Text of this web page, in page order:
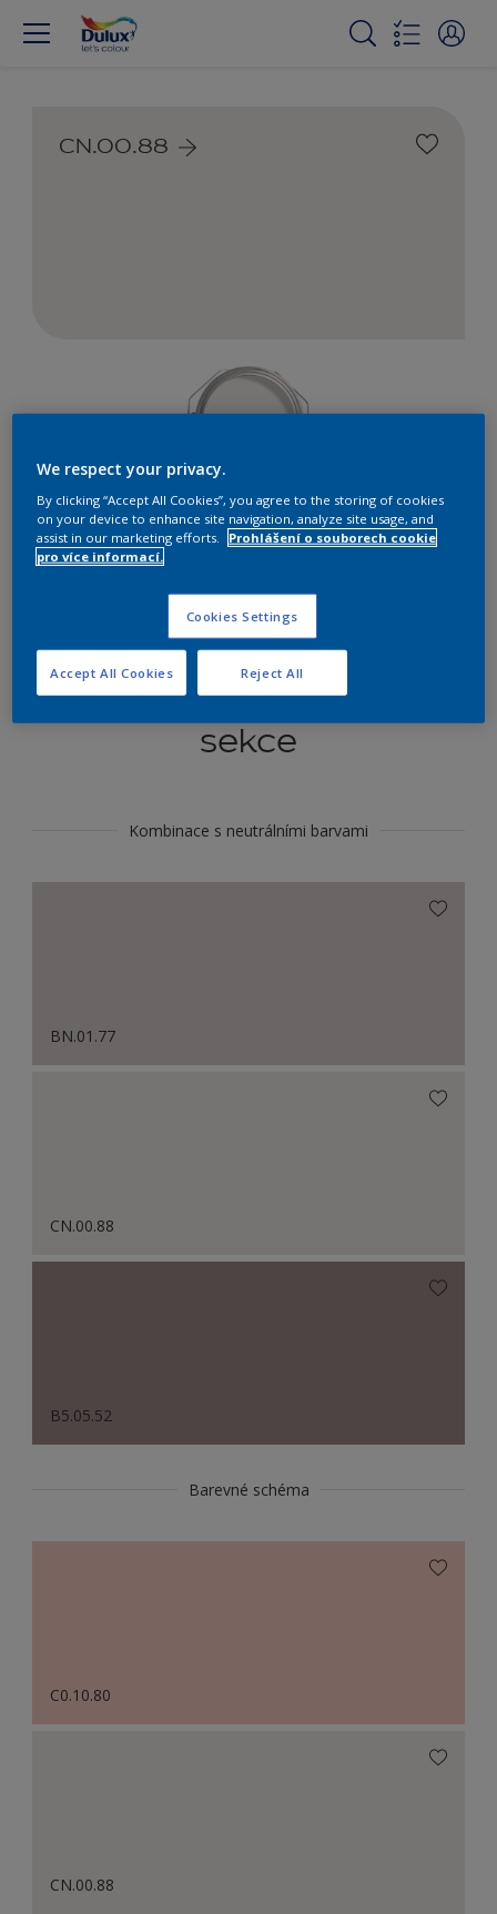
CN.00.88
Najít výrobek v tomto odstínu
Koordinovat barevné
sekce
Kombinace s neutrálními barvami
BN.01.77
CN.00.88
B5.05.52
Barevné schéma
C0.10.80
CN.00.88
We respect your privacy.
By clicking “Accept All Cookies”, you agree to the storing of cookies
on your device to enhance site navigation, analyze site usage, and
assist in our marketing efforts.
Prohlášení o souborech cookie
pro více informací.
Cookies Settings
Reject All
Accept All Cookies